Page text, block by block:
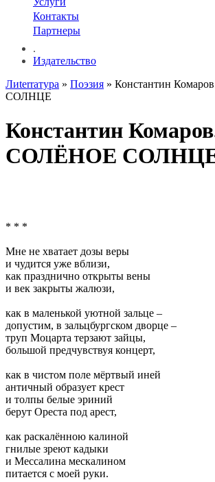
Контакты
Партнеры
.
Издательство
Лиterraтура » Поэзия » Константин
СОЛНЦЕ
Константин
СОЛЁНОЕ
* * *
Мне не хватает дозы веры
и чудится уже вблизи,
как празднично открыты вены
и век закрыты жалюзи,
как в маленькой уютной зальце –
допустим, в зальцбургском дворце –
труп Моцарта терзают зайцы,
большой предчувствуя концерт,
как в чистом поле мёртвый иней
античный образует крест
и толпы белые эриний
берут Ореста под арест,
как раскалённою калиной
гнилые зреют кадыки
и Мессалина мескалином
питается с моей руки.